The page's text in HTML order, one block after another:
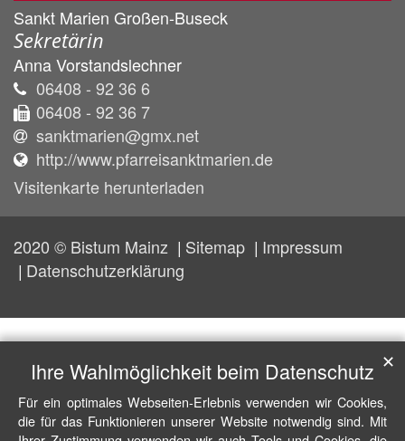
Sankt Marien Großen-Buseck
Sekretärin
AnnaVorstandslechner
06408 - 92 36 6
06408 - 92 36 7
sanktmarien@gmx.net
http://www.pfarreisanktmarien.de
Visitenkarte herunterladen
2020 © Bistum Mainz Sitemap
Impressum
Datenschutzerklärung
Ihre Wahlmöglichkeit beim Datenschutz
Für ein optimales Webseiten-Erlebnis verwenden wir Cookies,
die für das Funktionieren unserer Website notwendig sind. Mit
✕